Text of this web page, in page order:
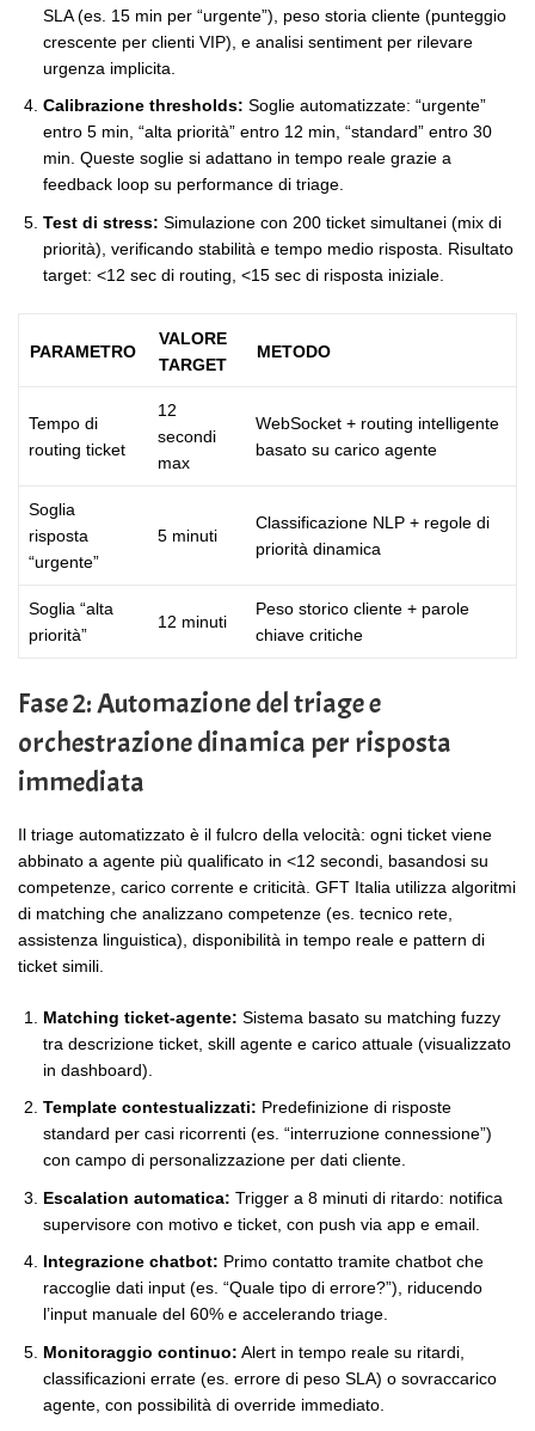
SLA (es. 15 min per “urgente”), peso storia cliente (punteggio
crescente per clienti VIP), e analisi sentiment per rilevare
urgenza implicita.
Calibrazione thresholds: Soglie automatizzate: “urgente”
entro 5 min, “alta priorità” entro 12 min, “standard” entro 30
min. Queste soglie si adattano in tempo reale grazie a
feedback loop su performance di triage.
Test di stress: Simulazione con 200 ticket simultanei (mix di
priorità), verificando stabilità e tempo medio risposta. Risultato
target: <12 sec di routing, <15 sec di risposta iniziale.
PARAMETRO
VALORE
TARGET
METODO
Tempo di
routing ticket
12
secondi
max
WebSocket + routing intelligente
basato su carico agente
Soglia
risposta
“urgente”
5 minuti
Classificazione NLP + regole di
priorità dinamica
Soglia “alta
priorità”
12 minuti
Peso storico cliente + parole
chiave critiche
Fase 2: Automazione del triage e
orchestrazione dinamica per risposta
immediata
Il triage automatizzato è il fulcro della velocità: ogni ticket viene
abbinato a agente più qualificato in <12 secondi, basandosi su
competenze, carico corrente e criticità. GFT Italia utilizza algoritmi
di matching che analizzano competenze (es. tecnico rete,
assistenza linguistica), disponibilità in tempo reale e pattern di
ticket simili.
Matching ticket-agente: Sistema basato su matching fuzzy
tra descrizione ticket, skill agente e carico attuale (visualizzato
in dashboard).
Template contestualizzati: Predefinizione di risposte
standard per casi ricorrenti (es. “interruzione connessione”)
con campo di personalizzazione per dati cliente.
Escalation automatica: Trigger a 8 minuti di ritardo: notifica
supervisore con motivo e ticket, con push via app e email.
Integrazione chatbot: Primo contatto tramite chatbot che
raccoglie dati input (es. “Quale tipo di errore?”), riducendo
l’input manuale del 60% e accelerando triage.
Monitoraggio continuo: Alert in tempo reale su ritardi,
classificazioni errate (es. errore di peso SLA) o sovraccarico
agente, con possibilità di override immediato.